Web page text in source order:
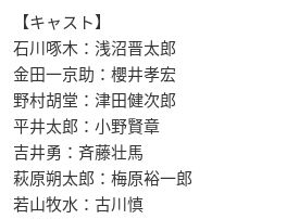
【キャスト】
石川啄木：浅沼晋太郎
金田一京助：櫻井孝宏
野村胡堂：津田健次郎
平井太郎：小野賢章
吉井勇：斉藤壮馬
萩原朔太郎：梅原裕一郎
若山牧水：古川慎